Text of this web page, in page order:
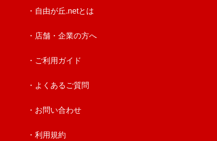
・自由が丘.netとは
・店舗・企業の方へ
・ご利用ガイド
・よくあるご質問
・お問い合わせ
・利用規約